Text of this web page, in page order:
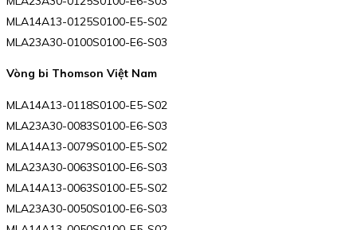
MLA14A13-0125S0100-E5-S02
MLA23A30-0100S0100-E6-S03
Vòng bi Thomson Việt Nam
MLA14A13-0118S0100-E5-S02
MLA23A30-0083S0100-E6-S03
MLA14A13-0079S0100-E5-S02
MLA23A30-0063S0100-E6-S03
MLA14A13-0063S0100-E5-S02
MLA23A30-0050S0100-E6-S03